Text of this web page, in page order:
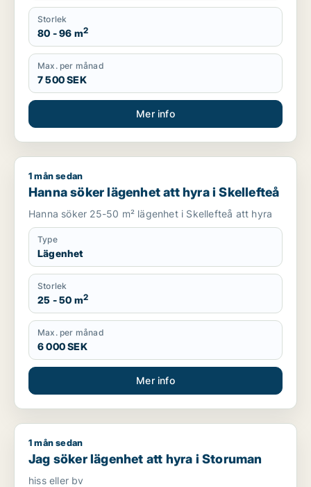
Storlek
80 - 96 m2
Max. per månad
7 500 SEK
Mer info
Hanna söker lägenhet att hyra i Skellefteå
1 mån sedan
Hanna söker lägenhet att hyra i Skellefteå
Hanna söker 25-50 m² lägenhet i Skellefteå att hyra
Type
Lägenhet
Storlek
25 - 50 m2
Max. per månad
6 000 SEK
Mer info
Jag söker lägenhet att hyra i Storuman
1 mån sedan
Jag söker lägenhet att hyra i Storuman
hiss eller bv